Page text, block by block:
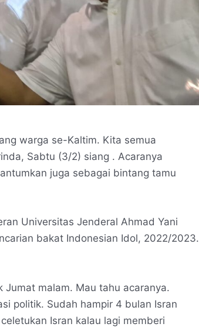
warga se-Kaltim. Kita semua
Sabtu (3/2) siang . Acaranya
juga sebagai bintang tamu
Universitas Jenderal Ahmad Yani
bakat Indonesian Idol, 2022/2023.
Jumat malam. Mau tahu acaranya.
politik. Sudah hampir 4 bulan Isran
Isran kalau lagi memberi